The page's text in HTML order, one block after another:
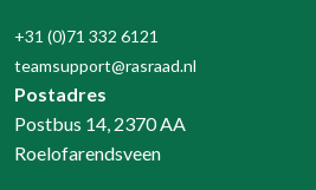
+31 (0)71 332 6121
teamsupport@rasraad.nl
Postadres
Postbus 14, 2370 AA
Roelofarendsveen